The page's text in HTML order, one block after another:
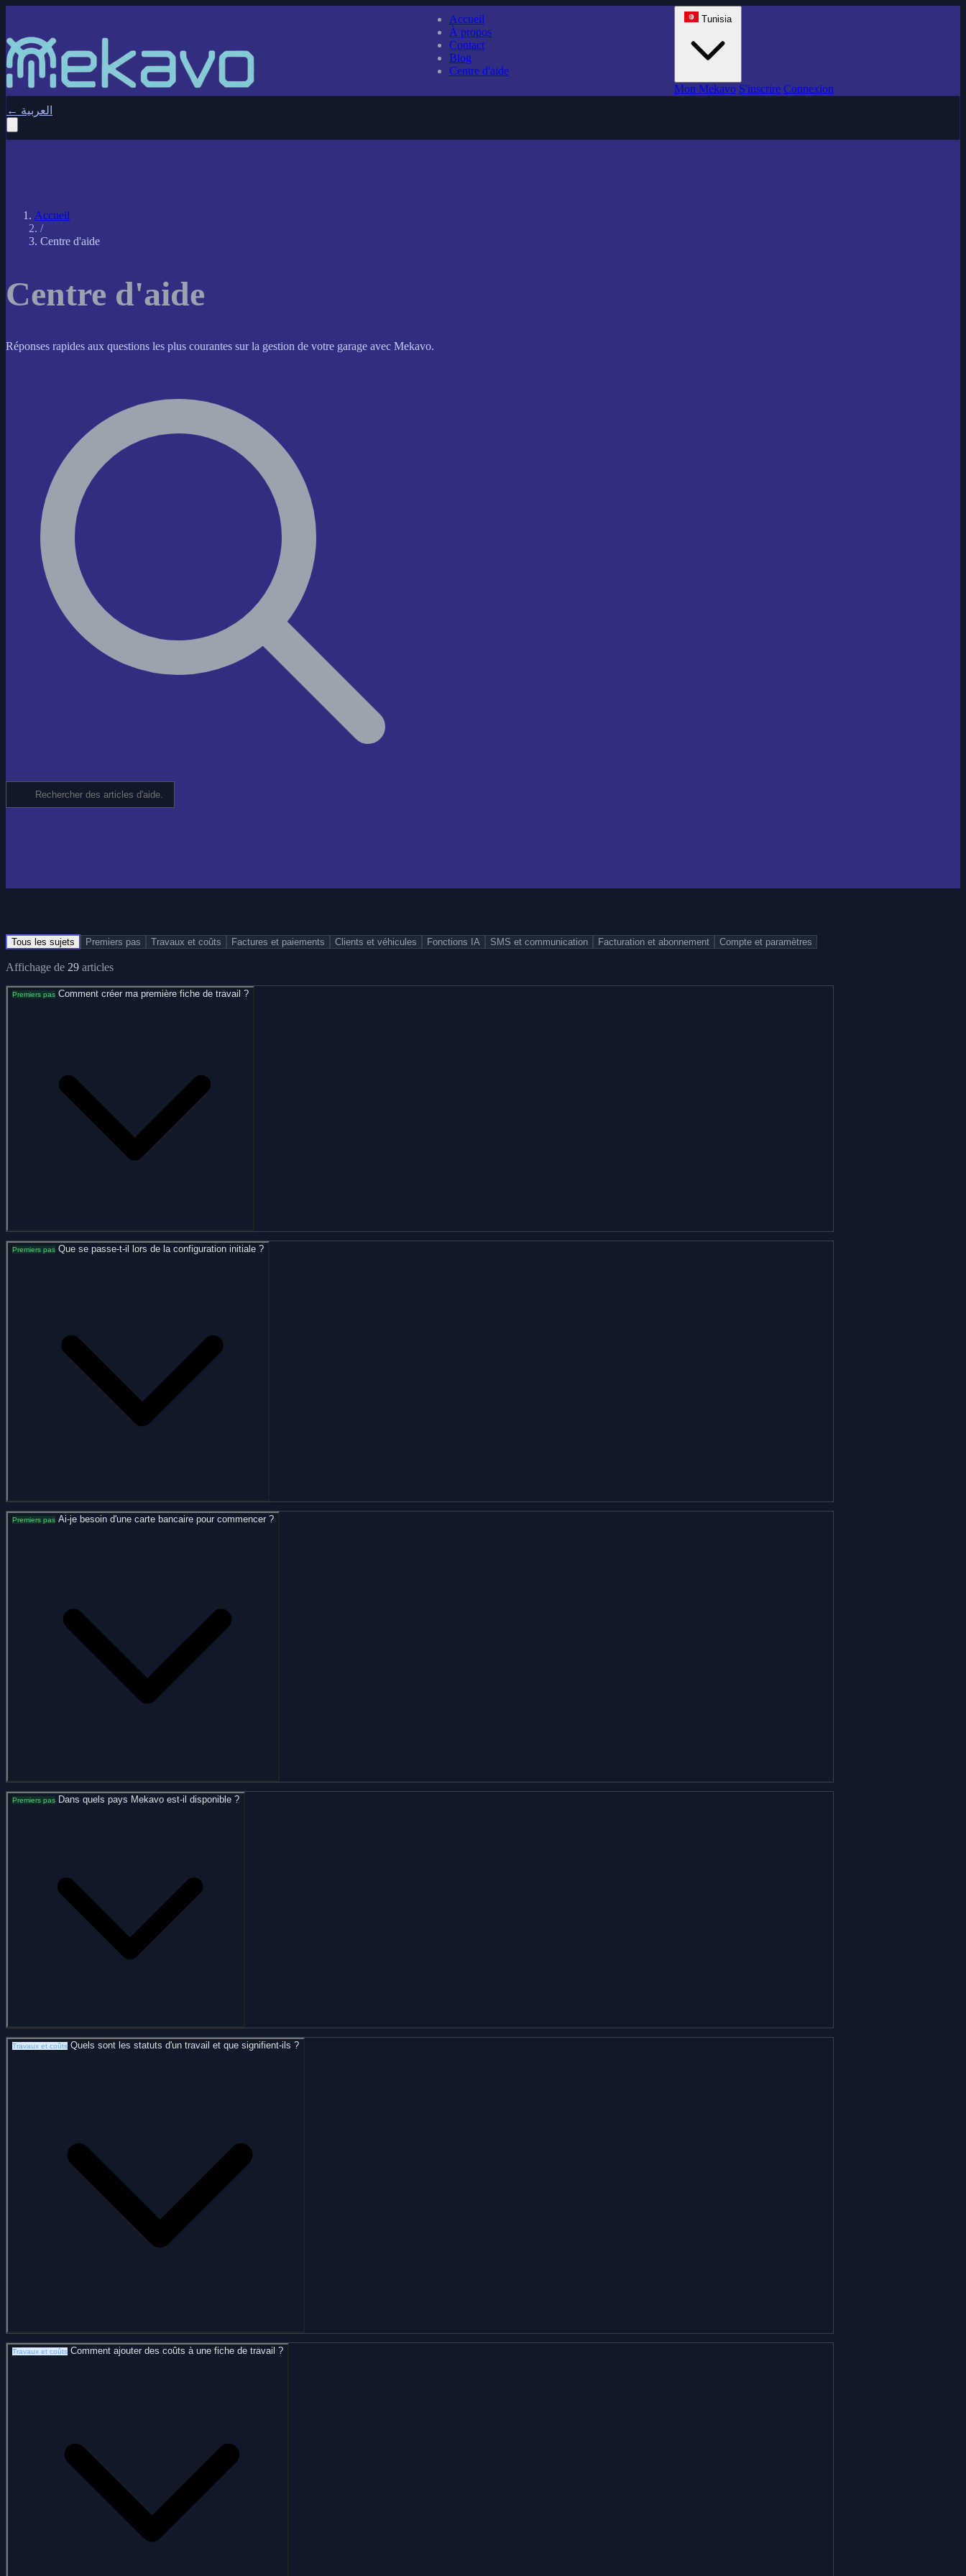
Accueil
À propos
Contact
Blog
Centre d'aide
Tunisia
Mon Mekavo S'inscrire Connexion
العربية ←
Accueil
/
Centre d'aide
Centre d'aide
Réponses rapides aux questions les plus courantes sur la gestion de votre garage avec Mekavo.
Tous les sujets Premiers pas Travaux et coûts Factures et paiements Clients et véhicules Fonctions IA SMS et communication Facturation et abonnement Compte et paramètres
Affichage de 29 articles
Premiers pas Comment créer ma première fiche de travail ?
Premiers pas Que se passe-t-il lors de la configuration initiale ?
Premiers pas Ai-je besoin d'une carte bancaire pour commencer ?
Premiers pas Dans quels pays Mekavo est-il disponible ?
Travaux et coûts Quels sont les statuts d'un travail et que signifient-ils ?
Travaux et coûts Comment ajouter des coûts à une fiche de travail ?